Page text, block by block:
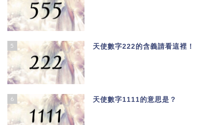
5 天使數字222的含義請看這裡！
6 天使數字1111的意思是？